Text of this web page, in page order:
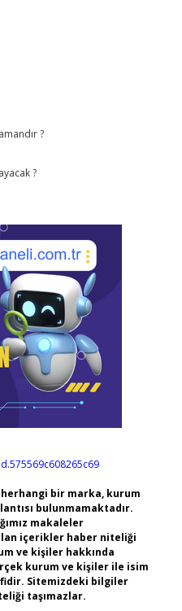
?
?
bir marka, kurum
bulunmamaktadır.
makaleler
içerikler haber niteliği
ve kişiler hakkında
kurum ve kişiler ile isim
Sitemizdeki bilgiler
taşımazlar.